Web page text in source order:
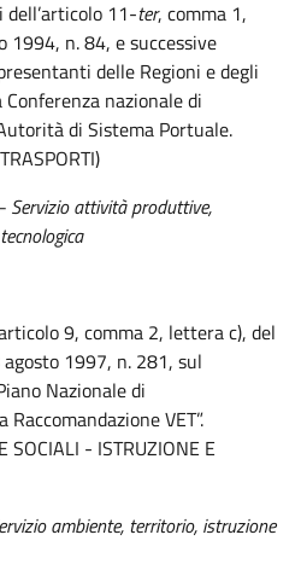
dell’articolo 11-ter, comma 1,
1994, n. 84, e successive
delle Regioni e degli
nazionale di
di Sistema Portuale.
attività produttive,
9, comma 2, lettera c), del
1997, n. 281, sul
Nazionale di
VET”.
SOCIALI - ISTRUZIONE E
ambiente, territorio, istruzione